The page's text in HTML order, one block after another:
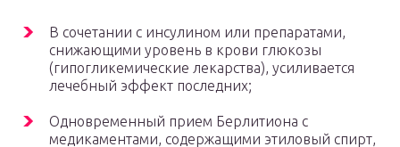
В сочетании с инсулином или препаратами,
снижающими уровень в крови глюкозы
(гипогликемические лекарства), усиливается
лечебный эффект последних;
Одновременный прием Берлитиона с
медикаментами, содержащими этиловый спирт,